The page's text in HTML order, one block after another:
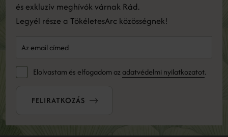
és exkluzív meghívók várnak Rád.
Legyél része a TökéletesArc közösségnek!
Elolvastam és elfogadom az adatvédelmi nyilatkozatot.
FELIRATKOZÁS